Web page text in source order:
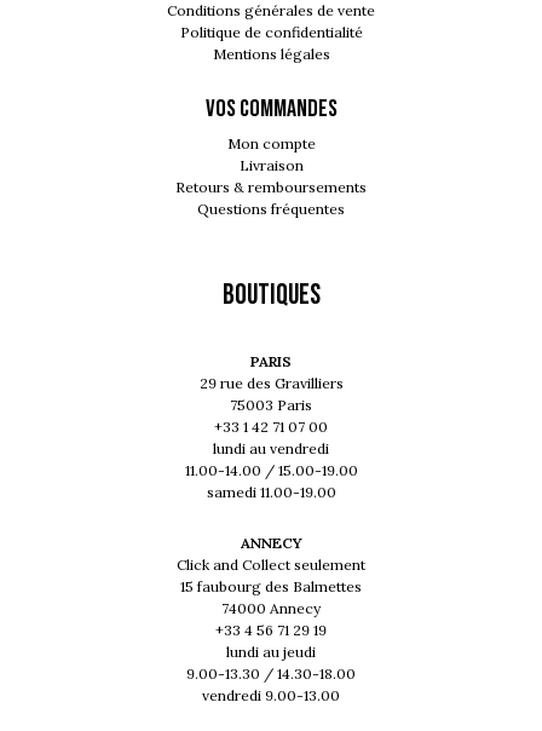
Conditions générales de vente
Politique de confidentialité
Mentions légales
VOS COMMANDES
Mon compte
Livraison
Retours & remboursements
Questions fréquentes
Boutiques
PARIS
29 rue des Gravilliers
75003 Paris
+33 1 42 71 07 00
lundi au vendredi
11.00-14.00 / 15.00-19.00
samedi 11.00-19.00
ANNECY
Click and Collect seulement
15 faubourg des Balmettes
74000 Annecy
+33 4 56 71 29 19
lundi au jeudi
9.00-13.30 / 14.30-18.00
vendredi 9.00-13.00